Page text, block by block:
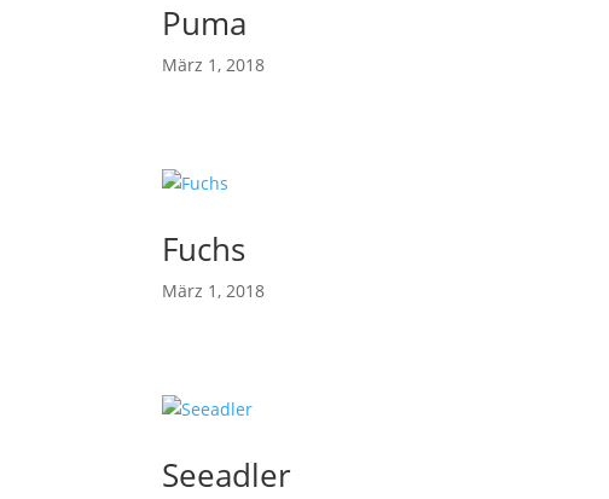
Puma
März 1, 2018
Fuchs
März 1, 2018
Seeadler